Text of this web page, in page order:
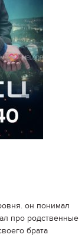
он понимал
про родственные
брата